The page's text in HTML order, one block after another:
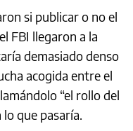
si publicar o no el
FBI llegaron a la
demasiado denso
acogida entre el
“el rollo del
que pasaría.